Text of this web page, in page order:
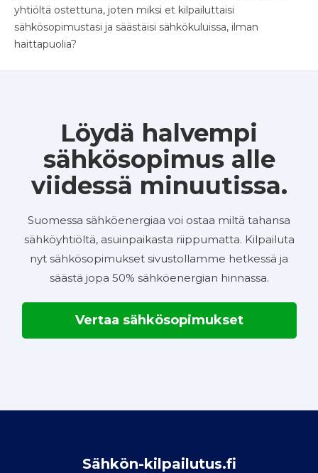
yhtiöltä ostettuna, joten miksi et kilpailuttaisi
sähkösopimustasi ja säästäisi sähkökuluissa, ilman
haittapuolia?
Löydä halvempi
sähkösopimus alle
viidessä minuutissa.
Suomessa sähköenergiaa voi ostaa miltä tahansa
sähköyhtiöltä, asuinpaikasta riippumatta. Kilpailuta
nyt sähkösopimukset sivustollamme hetkessä ja
säästä jopa 50% sähköenergian hinnassa.
Vertaa sähkösopimukset
Sähkön-kilpailutus.fi